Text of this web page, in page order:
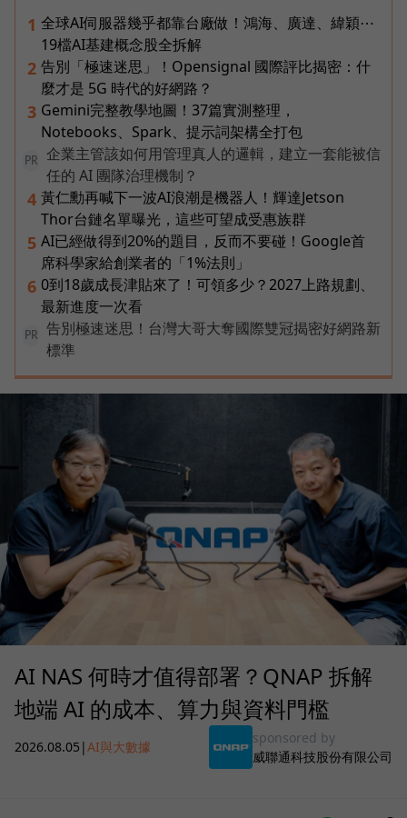
1 全球AI伺服器幾乎都靠台廠做！鴻海、廣達、緯穎⋯
19檔AI基建概念股全拆解
2 告別「極速迷思」！Opensignal 國際評比揭密：什
麼才是 5G 時代的好網路？
3 Gemini完整教學地圖！37篇實測整理，
Notebooks、Spark、提示詞架構全打包
PR
企業主管該如何用管理真人的邏輯，建立一套能被信
任的 AI 團隊治理機制？
4 黃仁勳再喊下一波AI浪潮是機器人！輝達Jetson
Thor台鏈名單曝光，這些可望成受惠族群
5 AI已經做得到20%的題目，反而不要碰！Google首
席科學家給創業者的「1%法則」
6 0到18歲成長津貼來了！可領多少？2027上路規劃、
最新進度一次看
PR
告別極速迷思！台灣大哥大奪國際雙冠揭密好網路新
標準
AI NAS 何時才值得部署？QNAP 拆解
地端 AI 的成本、算力與資料門檻
2026.08.05 |AI與大數據
sponsored by
威聯通科技股份有限公司